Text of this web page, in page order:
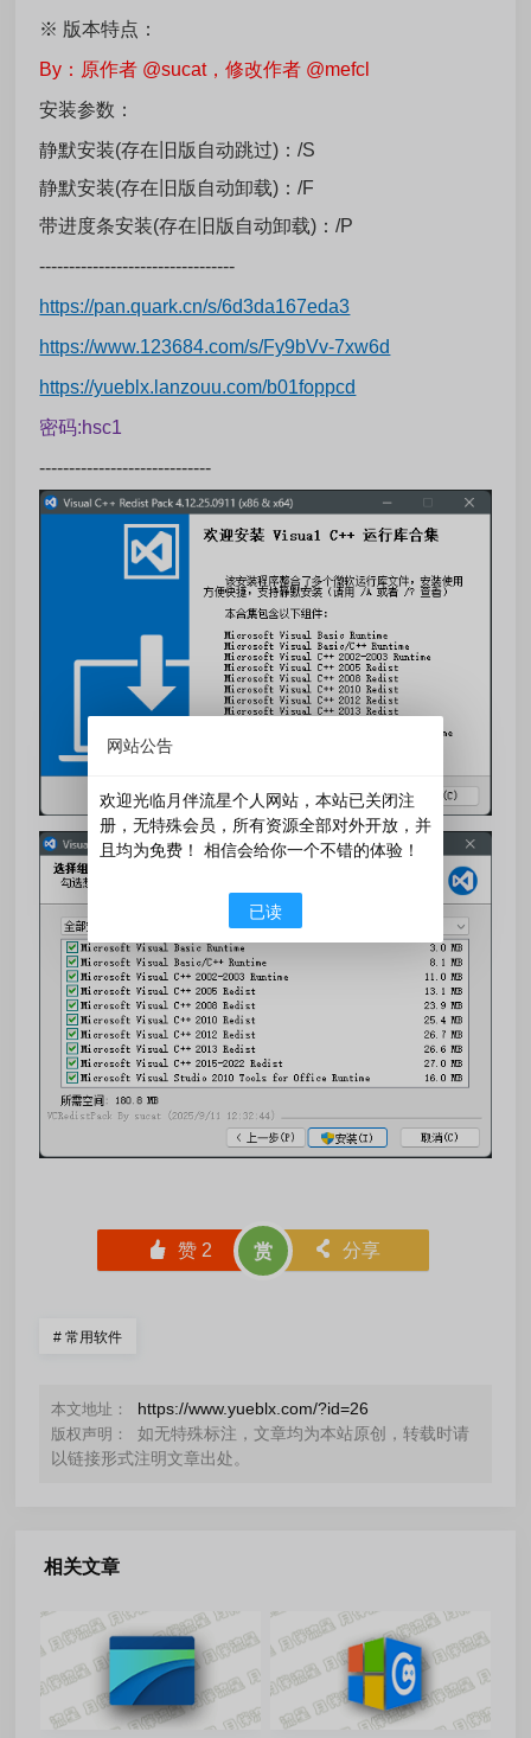
※ 版本特点：
By：原作者 @sucat，修改作者 @mefcl
安装参数：
静默安装(存在旧版自动跳过)：/S
静默安装(存在旧版自动卸载)：/F
带进度条安装(存在旧版自动卸载)：/P
---------------------------------
https://pan.quark.cn/s/6d3da167eda3
https://www.123684.com/s/Fy9bVv-7xw6d
https://yueblx.lanzouu.com/b01foppcd
密码:hsc1
-----------------------------
󰄼 赞 2 赏 󰄯 分享
# 常用软件
本文地址： https://www.yueblx.com/?id=26
版权声明：
如无特殊标注，文章均为本站原创，转载时请
以链接形式注明文章出处。
相关文章
网站公告
欢迎光临月伴流星个人网站，本站已关闭注
册，无特殊会员，所有资源全部对外开放，并
且均为免费！ 相信会给你一个不错的体验！
已读